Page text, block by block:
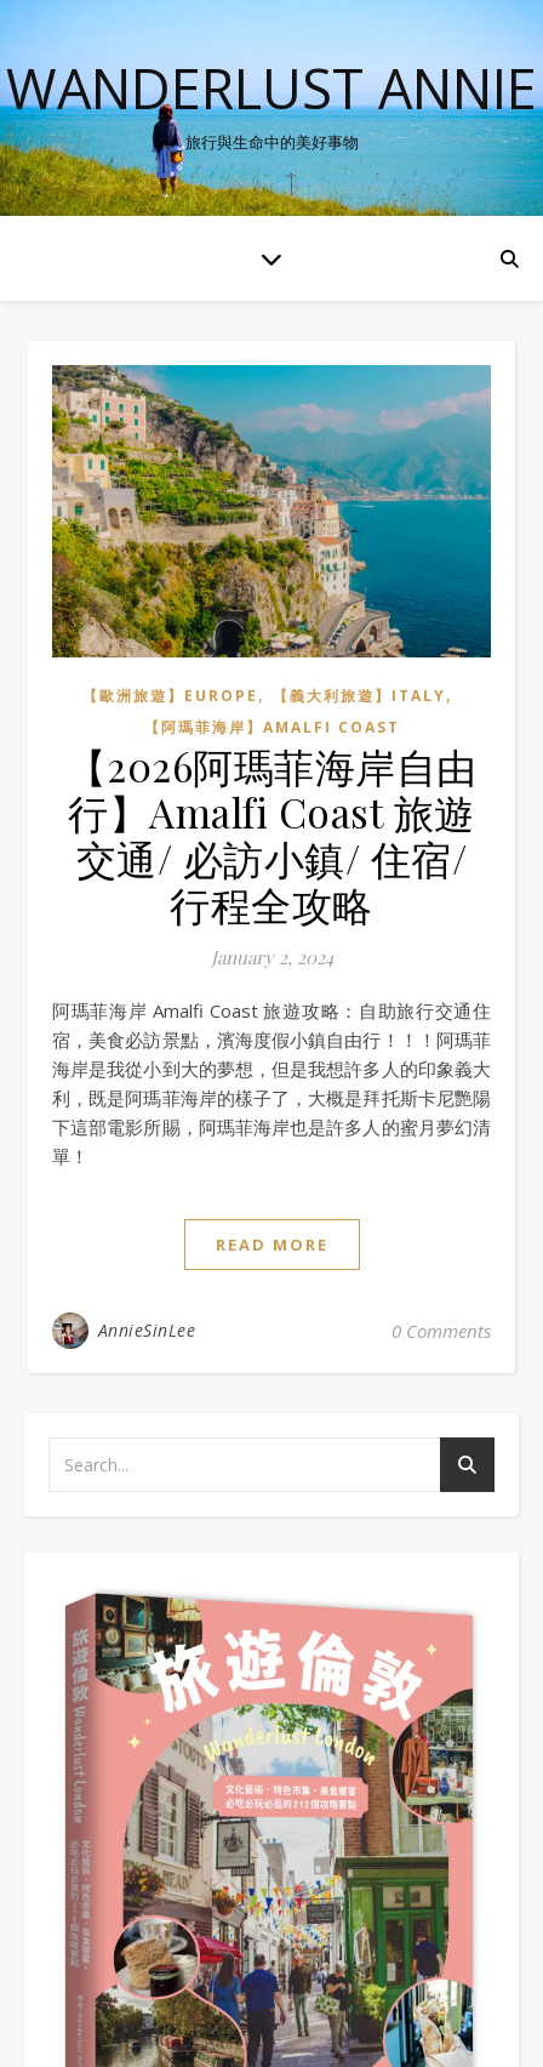
WANDERLUST ANNIE
旅行與生命中的美好事物
【歐洲旅遊】EUROPE , 【義大利旅遊】ITALY,
【阿瑪菲海岸】AMALFI COAST
【2026阿瑪菲海岸自由
行】Amalfi Coast 旅遊
交通/ 必訪小鎮/ 住宿/
行程全攻略
January 2, 2024
阿瑪菲海岸 Amalfi Coast 旅遊攻略：自助旅行交通住
宿，美食必訪景點，濱海度假小鎮自由行！！！阿瑪菲
海岸是我從小到大的夢想，但是我想許多人的印象義大
利，既是阿瑪菲海岸的樣子了，大概是拜托斯卡尼艷陽
下這部電影所賜，阿瑪菲海岸也是許多人的蜜月夢幻清
單！
READ MORE
AnnieSinLee 0 Comments